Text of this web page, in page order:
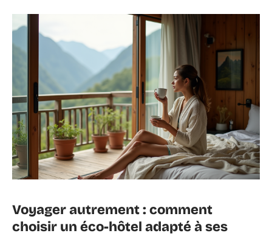
Voyager autrement : comment
choisir un éco-hôtel adapté à ses